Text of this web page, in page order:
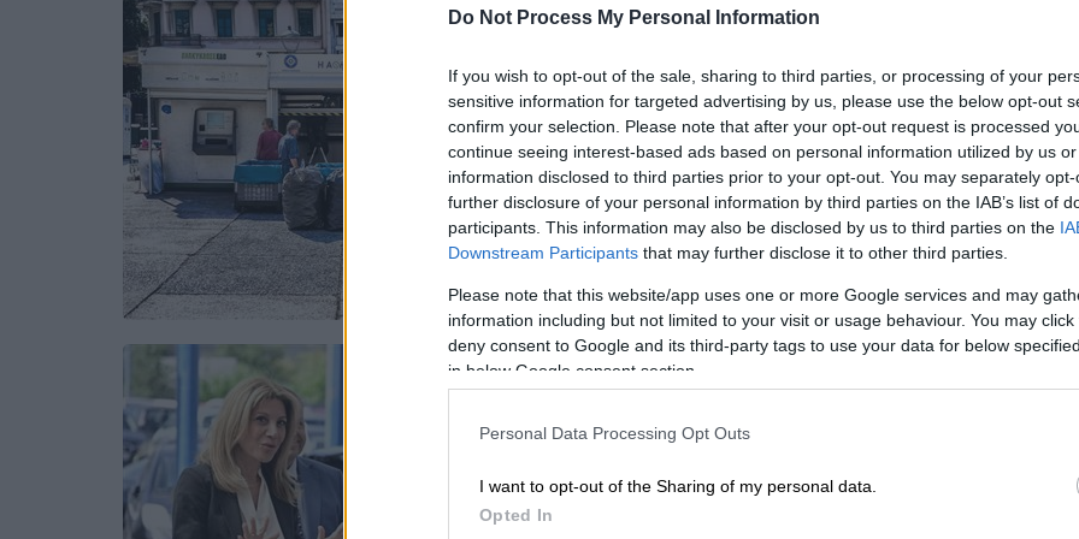
Do Not Process My Personal Information
If you wish to opt-out of the sale, sharing to third parties, or processing of your
sensitive information for targeted advertising by us, please use the below opt-out
confirm your selection. Please note that after your opt-out request is processed
continue seeing interest-based ads based on personal information utilized by us
information disclosed to third parties prior to your opt-out. You may separately
further disclosure of your personal information by third parties on the IAB’s list of
participants. This information may also be disclosed by us to third parties on the
Downstream Participants that may further disclose it to other third parties.
Please note that this website/app uses one or more Google services and may
information including but not limited to your visit or usage behaviour. You may
deny consent to Google and its third-party tags to use your data for below
in below Google consent section.
Personal Data Processing Opt Outs
I want to opt-out of the Sharing of my personal data.
Opted In
Πολιτική 05.08.2026 16:05
«Πόλεμος» Γεωργιάδη - ΠΑΣΟΚ για
τα σπιτάκια ανακύκλωσης: Το
βίντεο που έβαλε «φωτιές»
Ανταλλαγή ανακοινώσεων με αιχμές
και βαριές κουβέντες
Πολιτική|
«Ποιος αποφασίζει και με ποια
διαδικασία;»: Αυγερινός,
19 πρώην στελέχη κατά